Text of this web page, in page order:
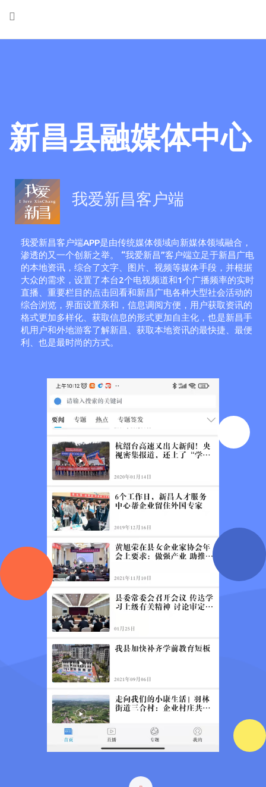
新昌县融媒体中心
我爱新昌客户端
我爱新昌客户端APP是由传统媒体领域向新媒体领域融合，
渗透的又一个创新之举。 “我爱新昌”客户端立足于新昌广电
的本地资讯，综合了文字、图片、视频等媒体手段，并根据
大众的需求，设置了本台2个电视频道和1个广播频率的实时
直播、重要栏目的点击回看和新昌广电各种大型社会活动的
综合浏览，界面设置亲和，信息调阅方便，用户获取资讯的
格式更加多样化、获取信息的形式更加自主化，也是新昌手
机用户和外地游客了解新昌、获取本地资讯的最快捷、最便
利、也是最时尚的方式。